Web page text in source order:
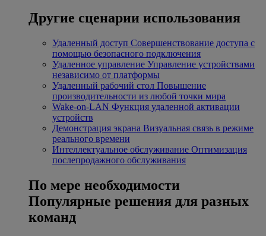
Другие сценарии использования
Удаленный доступ Совершенствование доступа с
помощью безопасного подключения
Удаленное управление Управление устройствами
независимо от платформы
Удаленный рабочий стол Повышение
производительности из любой точки мира
Wake-on-LAN Функция удаленной активации
устройств
Демонстрация экрана Визуальная связь в режиме
реального времени
Интеллектуальное обслуживание Оптимизация
послепродажного обслуживания
По мере необходимости
Популярные решения для разных
команд